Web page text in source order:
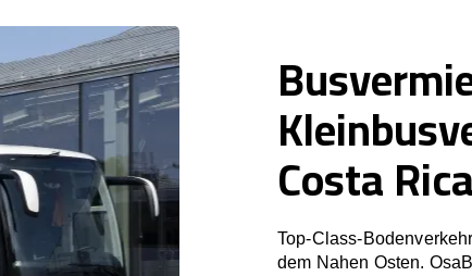
Costa Rica
Top-Class-
dem Nahen Osten.